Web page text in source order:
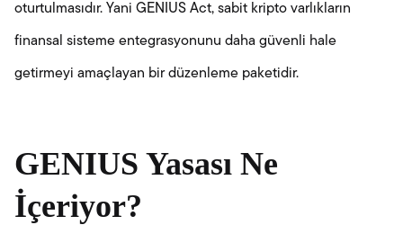
oturtulmasıdır. Yani GENIUS Act, sabit kripto varlıkların
finansal sisteme entegrasyonunu daha güvenli hale
getirmeyi amaçlayan bir düzenleme paketidir.
GENIUS Yasası Ne
İçeriyor?